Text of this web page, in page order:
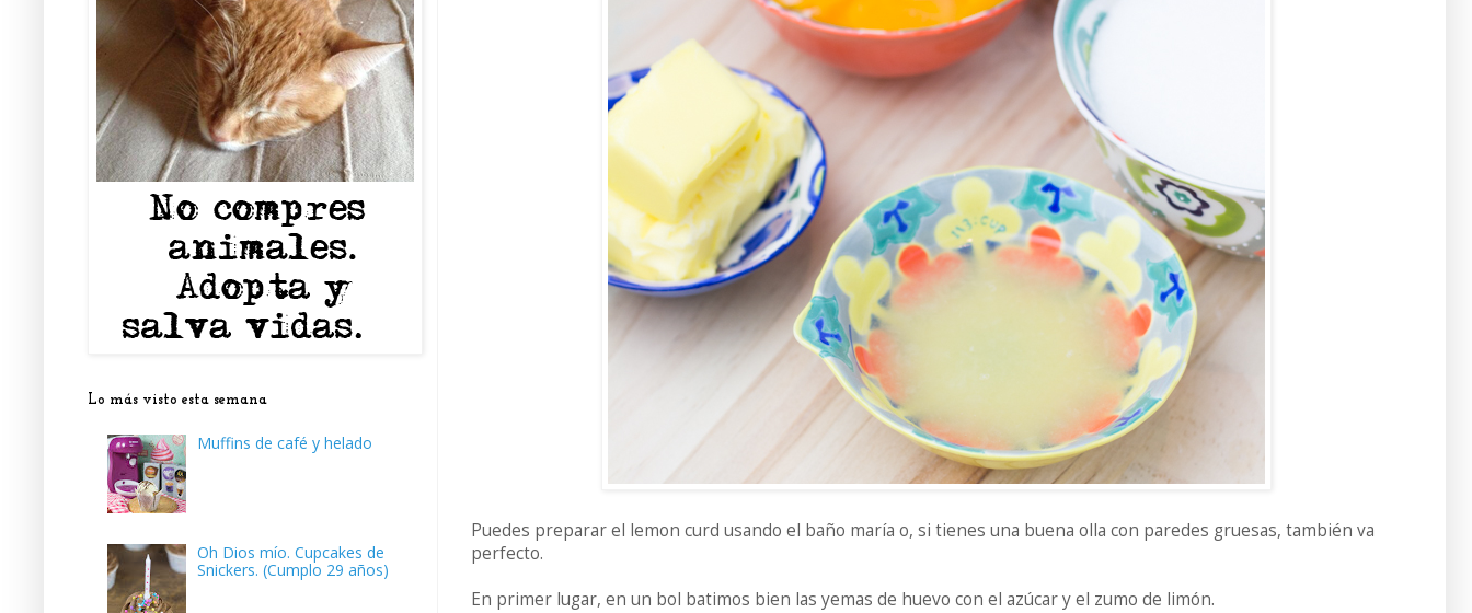
Puedes preparar el lemon curd usando el baño maría o, si tienes una buena olla con paredes gruesas, también va
perfecto.
En primer lugar, en un bol batimos bien las yemas de huevo con el azúcar y el zumo de limón.
Lo más visto esta semana
Muffins de café y helado
Oh Dios mío. Cupcakes de
Snickers. (Cumplo 29 años)